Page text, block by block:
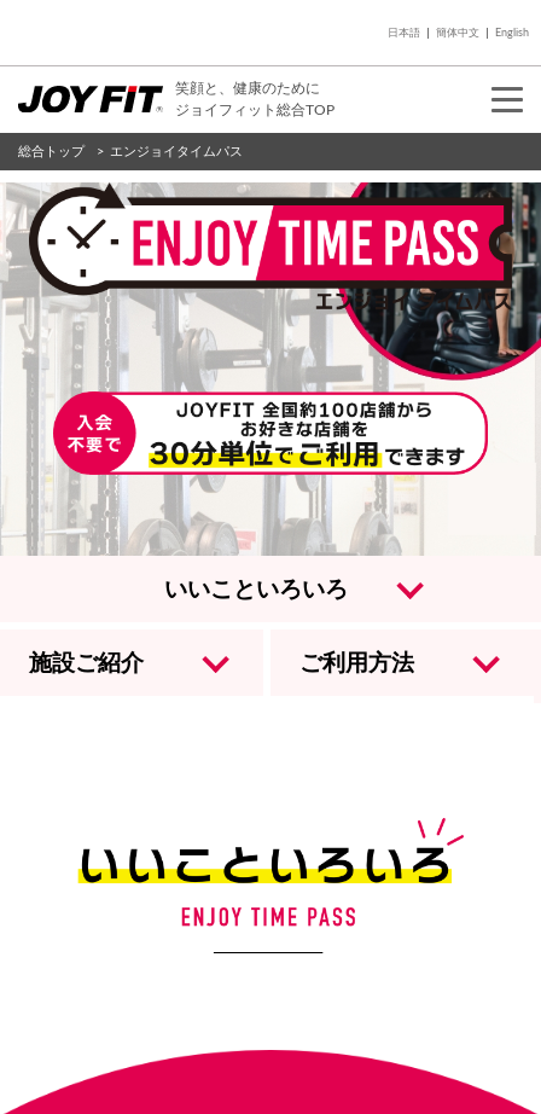
日本語 簡体中文 English
笑顔と、健康のために
ジョイフィット総合TOP
入会のご案内 店舗を探す
店舗を探す
入会のご案内
よくあるご質問
Vitalityに関するお問い合わせ
本部へのお問い合わせ
JOYFIT YOGA
JOYFIT+
総合トップ エンジョイタイムパス
いいこといろいろ
施設ご紹介 ご利用方法